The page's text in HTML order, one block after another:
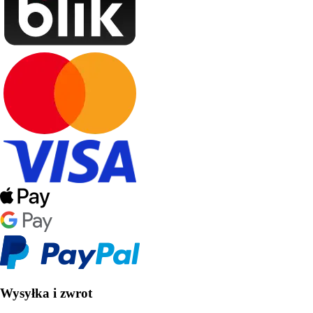
Wysyłka i zwrot